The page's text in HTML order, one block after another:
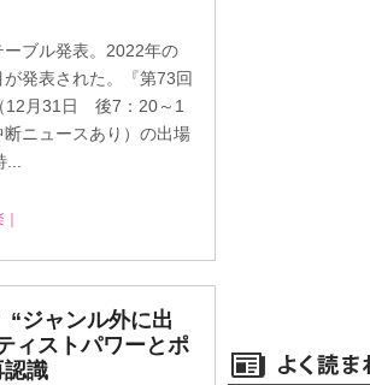
ブル発表。2022年の
発表された。『第73回
12月31日 後7：20～1
ニュースあり）の出場
...
“ジャンル外に出
ィストパワーとポ
認識